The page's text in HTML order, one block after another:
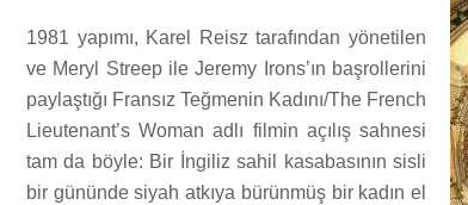
1981 yapımı, Karel Reisz tarafından yönetilen
ve Meryl Streep ile Jeremy Irons’ın başrollerini
paylaştığı Fransız Teğmenin Kadını/The French
Lieutenant’s Woman adlı filmin açılış sahnesi
tam da böyle: Bir İngiliz sahil kasabasının sisli
bir gününde siyah atkıya bürünmüş bir kadın el